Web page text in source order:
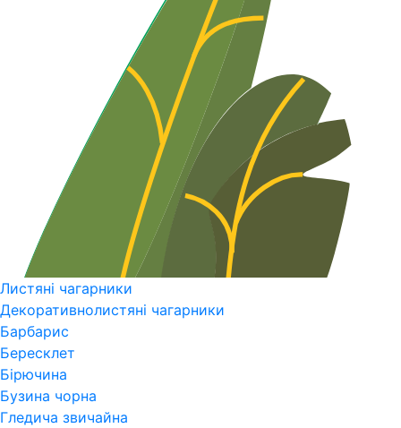
Листяні чагарники
Декоративнолистяні чагарники
Барбарис
Бересклет
Бірючина
Бузина чорна
Гледича звичайна